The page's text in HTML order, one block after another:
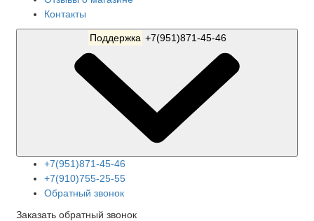
Контакты
Поддержка +7(951)871-45-46
+7(951)871-45-46
+7(910)755-25-55
Обратный звонок
Заказать обратный звонок